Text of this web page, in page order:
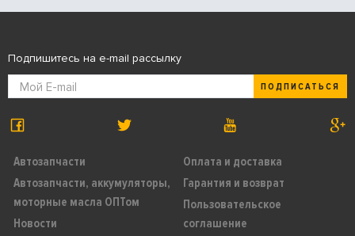
Автозапчасти
Автозапчасти, аккумуляторы,
моторные масла ОПТом
Новости
Оплата и доставка
Гарантия и возврат
Пользовательское
соглашение
Подпишитесь на e-mail рассылку
ПОДПИСАТЬСЯ